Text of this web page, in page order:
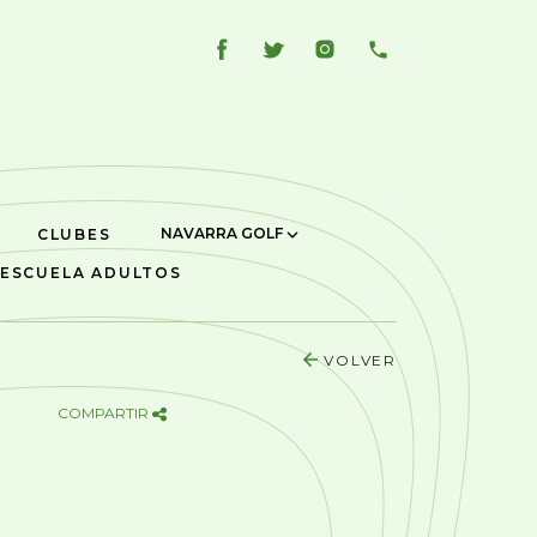
CLUBES NAVARRA GOLF
ESCUELA ADULTOS
VOLVER
COMPARTIR